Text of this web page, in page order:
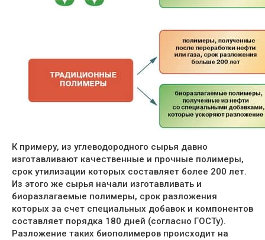
К примеру, из углеводородного сырья давно
изготавливают качественные и прочные полимеры,
срок утилизации которых составляет более 200 лет.
Из этого же сырья начали изготавливать и
биоразлагаемые полимеры, срок разложения
которых за счет специальных добавок и компонентов
составляет порядка 180 дней (согласно ГОСТу).
Разложение таких биополимеров происходит на